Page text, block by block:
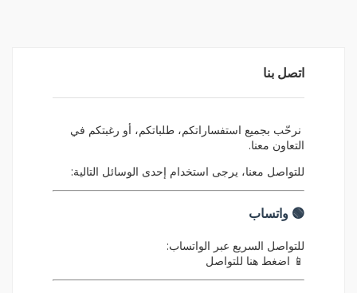
اتصل بنا
نرحّب بجميع استفساراتكم، طلباتكم، أو رغبتكم في
التعاون معنا.
للتواصل معنا، يرجى استخدام إحدى الوسائل التالية:
🟢 واتساب
للتواصل السريع عبر الواتساب:
اضغط هنا للتواصل